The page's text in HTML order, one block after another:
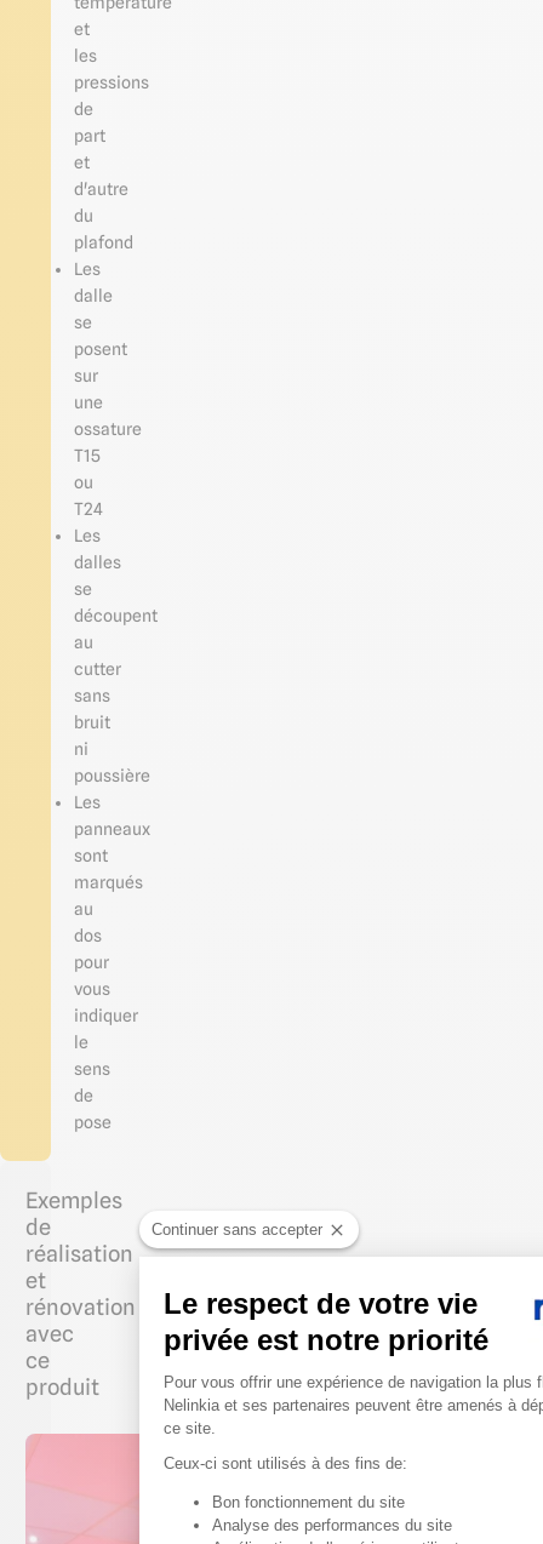
et
les
pressions
de
part
et
d'autre
du
plafond
Les
dalle
se
posent
sur
une
ossature
T15
ou
T24
Les
dalles
se
découpent
au
cutter
sans
bruit
ni
poussière
Les
panneaux
sont
marqués
au
dos
pour
vous
indiquer
le
sens
de
pose
Exemples
de
réalisation
et
rénovation
avec
ce
produit
faux
plafond
dans un
Continuer sans accepter
Le respect de votre vie
privée est notre priorité
Plateforme de Gestion du
Pour vous offrir une expérience de navigation la plus
Nelinkia et ses partenaires peuvent être amenés à
ce site.
Ceux-ci sont utilisés à des fins de:
Bon fonctionnement du site
Analyse des performances du site
Axeptio consent